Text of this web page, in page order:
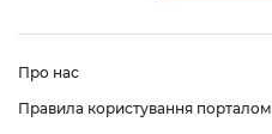
Про нас
Правила користування порталом